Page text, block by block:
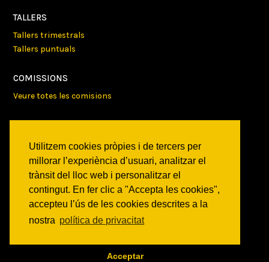
Utilitzem cookies pròpies i de tercers per
millorar l’experiència d’usuari, analitzar el
trànsit del lloc web i personalitzar el
contingut. En fer clic a "Accepta les cookies",
accepteu l’ús de les cookies descrites a la
nostra política de privacitat
Acceptar
TALLERS
Tallers trimestrals
Tallers puntuals
COMISSIONS
Veure totes les comisions
Veure tots els projectes
AGENDA
Veure totes les activitats
NOTICIES